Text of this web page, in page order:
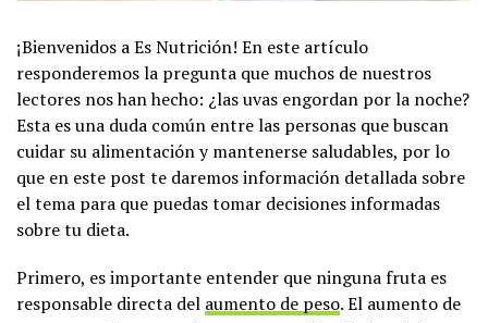
¡Bienvenidos a Es Nutrición! En este artículo
responderemos la pregunta que muchos de nuestros
lectores nos han hecho: ¿las uvas engordan por la noche?
Esta es una duda común entre las personas que buscan
cuidar su alimentación y mantenerse saludables, por lo
que en este post te daremos información detallada sobre
el tema para que puedas tomar decisiones informadas
sobre tu dieta.
Primero, es importante entender que ninguna fruta es
responsable directa del aumento de peso. El aumento de